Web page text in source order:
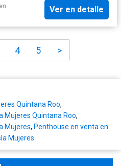
Ver en detalle
4 5 >
Quintana Roo,
Mujeres Quintana Roo,
Mujeres, Penthouse en venta en
Mujeres